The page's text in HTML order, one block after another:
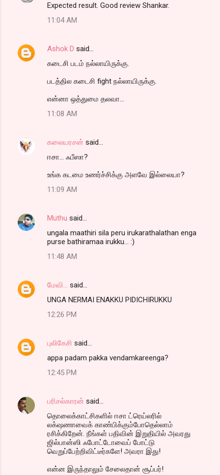
Expected result. Good review Shankar.
11:04 AM
Ashok D said…
கடைசி படம் நல்லாயிருக்கு.
படத்தில கடைசி fight நல்லாயிருக்கு.
என்னா ஒத்துமை தலவா...
11:08 AM
கலையரசன் said…
ஈசா... ஃபீஸா?
உங்க கடமை உணர்ச்சிக்கு அளவே இல்லையா?
11:09 AM
Muthu said…
ungala maathiri sila peru irukarathalathan enga
purse bathiramaa irukku... :)
11:48 AM
மேவி...
said…
UNGA NERMAI ENAKKU PIDICHIRUKKU
12:26 PM
புலிகேசி said…
appa padam pakka vendamkareenga?
12:45 PM
பரிசல்காரன் said…
தொலைக்காட்சிகளில் ஈசா ட்ரெய்லரில்
லக்‌ஷணாவைக் காண்பிக்கும்போதெல்லாம்
ரசிக்கிறேன். நீங்கள் பதிவின் இறுதியில் அவரது
ஜில்பான்ஸி ஃபோட்டோவைப் போட்டு
வெறுப்பேற்றிவிட்டீர்களே! அவரா இது!
என்ன இருந்தாலும் சேலைதான் சூப்பர்!